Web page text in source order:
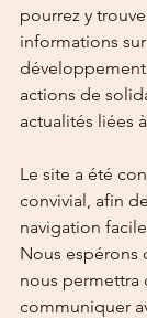
pourrez y
informations
actions de
actualités liées
Le site a été
convivial, afin
navigation
Nous espérons
nous permettra
communiquer